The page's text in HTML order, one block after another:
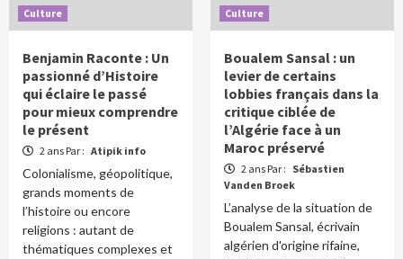
Culture
Benjamin Raconte : Un
passionné d’Histoire
qui éclaire le passé
pour mieux comprendre
le présent
2 ans Par : Atipik info
Colonialisme, géopolitique,
grands moments de
l’histoire ou encore
religions : autant de
thématiques complexes et
Culture
Boualem Sansal : un
levier de certains
lobbies français dans la
critique ciblée de
l’Algérie face à un
Maroc préservé
2 ans Par : Sébastien
Vanden Broek
L’analyse de la situation de
Boualem Sansal, écrivain
algérien d'origine rifaine,